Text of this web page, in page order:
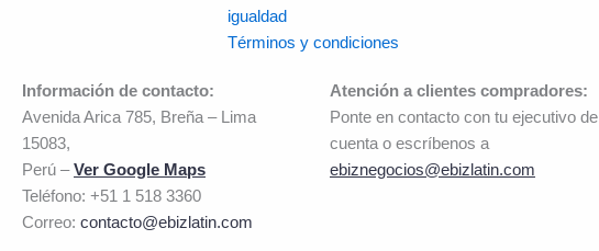
igualdad
Términos y condiciones
Información de contacto:
Avenida Arica 785, Breña – Lima
15083,
Perú –Ver Google Maps
Teléfono: +51 1 518 3360
Correo: contacto@ebizlatin.com
Atención a clientes compradores:
Ponte en contacto con tu ejecutivo de
cuenta o escríbenos a
ebiznegocios@ebizlatin.com